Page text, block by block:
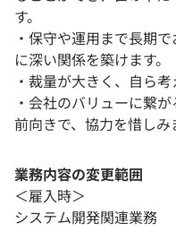
す。
・保守や運用まで長期
に深い関係を築けます。
・裁量が大きく、自ら考
・会社のバリューに繋
前向きで、協力を惜しみ
業務内容の変更範囲
＜雇入時＞
システム開発関連業務